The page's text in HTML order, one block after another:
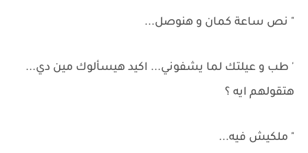
" نص ساعة كمان و هنوصل...
' طب و عيلتك لما يشفوني... اكيد هيسألوك مين دي...
هتقولهم ايه ؟
" ملكيش فيه...